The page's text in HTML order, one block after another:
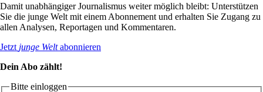
Damit unabhängiger Journalismus weiter möglich bleibt: Unterstützen
Sie die junge Welt mit einem Abonnement und erhalten Sie Zugang zu
allen Analysen, Reportagen und Kommentaren.
Jetzt junge Weltabonnieren
Dein Abo zählt!
Bitte einloggen